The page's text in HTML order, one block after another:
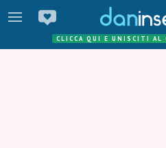
CLICCA QUI E UNISCITI AL